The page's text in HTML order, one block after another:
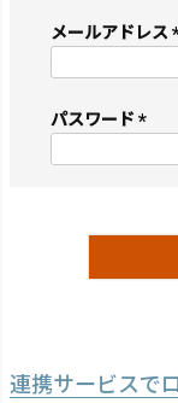
メールアドレス
パスワード
須)
連携サービスで